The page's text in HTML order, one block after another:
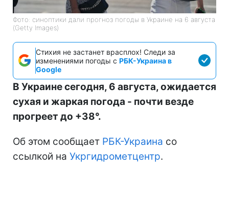
Фото: синоптики дали прогноз погоды в Украине на 6 августа
(Getty Images)
Стихия не застанет врасплох! Следи за
изменениями погоды с РБК-Украина в
Google
В Украине сегодня, 6 августа, ожидается
сухая и жаркая погода - почти везде
прогреет до +38°.
Об этом сообщает РБК-Украина со
ссылкой на Укргидрометцентр.